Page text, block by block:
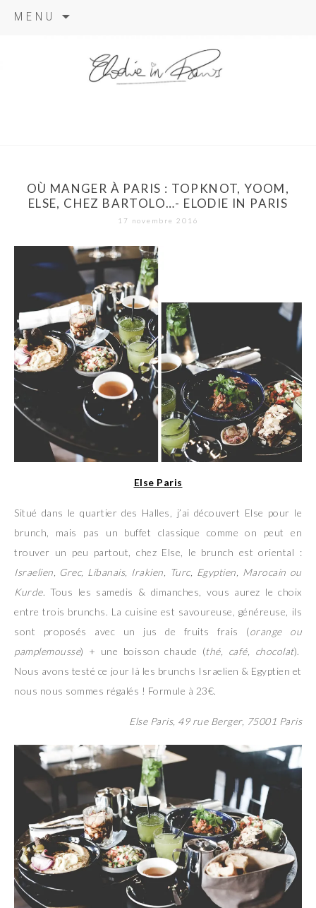
MENU
OÙ MANGER À PARIS : TOPKNOT, YOOM,
ELSE, CHEZ BARTOLO…- ELODIE IN PARIS
17 novembre 2016
Else Paris
Situé dans le quartier des Halles, j’ai découvert Else pour le
brunch, mais pas un buffet classique comme on peut en
trouver un peu partout, chez Else, le brunch est oriental :
Israelien, Grec, Libanais, Irakien, Turc, Egyptien, Marocain ou
Kurde. Tous les samedis & dimanches, vous aurez le choix
entre trois brunchs. La cuisine est savoureuse, généreuse, ils
sont proposés avec un jus de fruits frais (orange ou
pamplemousse) + une boisson chaude (thé, café, chocolat).
Nous avons testé ce jour là les brunchs Israelien & Egyptien et
nous nous sommes régalés ! Formule à 23€.
Else Paris, 49 rue Berger, 75001 Paris